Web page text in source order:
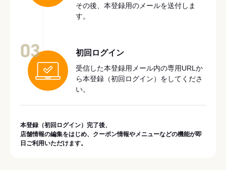
その後、本登録用のメールを送付しま
す。
初回ログイン
受信した本登録用メール内の専用URLか
ら本登録（初回ログイン）をしてくださ
い。
本登録（初回ログイン）完了後、
店舗情報の編集をはじめ、クーポン情報やメニューなどの機能が即
日ご利用いただけます。